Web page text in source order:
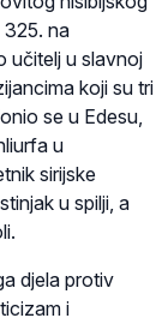
na
učitelj u slavnoj
koji su tri
se u Edesu,
u
sirijske
u spilji, a
djela protiv
i